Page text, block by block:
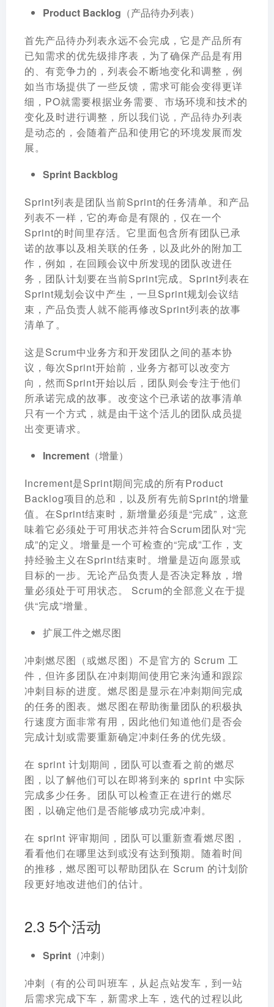
Product Backlog（产品待办列表）
首先产品待办列表永远不会完成，它是产品所有
已知需求的优先级排序表，为了确保产品是有用
的、有竞争力的，列表会不断地变化和调整，例
如当市场提供了一些反馈，需求可能会变得更详
细，PO就需要根据业务需要、市场环境和技术的
变化及时进行调整，所以我们说，产品待办列表
是动态的，会随着产品和使用它的环境发展而发
展。
Sprint Backblog
Sprint列表是团队当前Sprint的任务清单。和产品
列表不一样，它的寿命是有限的，仅在一个
Sprint的时间里存活。它里面包含所有团队已承
诺的故事以及相关联的任务，以及此外的附加工
作，例如，在回顾会议中所发现的团队改进任
务，团队计划要在当前Sprint完成。Sprint列表在
Sprint规划会议中产生，一旦Sprint规划会议结
束，产品负责人就不能再修改Sprint列表的故事
清单了。
这是Scrum中业务方和开发团队之间的基本协
议，每次Sprint开始前，业务方都可以改变方
向，然而Sprint开始以后，团队则会专注于他们
所承诺完成的故事。改变这个已承诺的故事清单
只有一个方式，就是由干这个活儿的团队成员提
出变更请求。
Increment（增量）
Increment是Sprint期间完成的所有Product
Backlog项目的总和，以及所有先前Sprint的增量
值。在Sprint结束时，新增量必须是“完成”，这意
味着它必须处于可用状态并符合Scrum团队对“完
成”的定义。增量是一个可检查的“完成”工作，支
持经验主义在Sprint结束时。增量是迈向愿景或
目标的一步。无论产品负责人是否决定释放，增
量必须处于可用状态。 Scrum的全部意义在于提
供“完成”增量。
扩展工件之燃尽图
冲刺燃尽图（或燃尽图）不是官方的 Scrum 工
件，但许多团队在冲刺期间使用它来沟通和跟踪
冲刺目标的进度。燃尽图是显示在冲刺期间完成
的任务的图表。燃尽图在帮助衡量团队的积极执
行速度方面非常有用，因此他们知道他们是否会
完成计划或需要重新确定冲刺任务的优先级。
在 sprint 计划期间，团队可以查看之前的燃尽
图，以了解他们可以在即将到来的 sprint 中实际
完成多少任务。团队可以检查正在进行的燃尽
图，以确定他们是否能够成功完成冲刺。
在 sprint 评审期间，团队可以重新查看燃尽图，
看看他们在哪里达到或没有达到预期。随着时间
的推移，燃尽图可以帮助团队在 Scrum 的计划阶
段更好地改进他们的估计。
2.3 5个活动
Sprint（冲刺）
冲刺（有的公司叫班车，从起点站发车，到一站
后需求完成下车，新需求上车，迭代的过程以此